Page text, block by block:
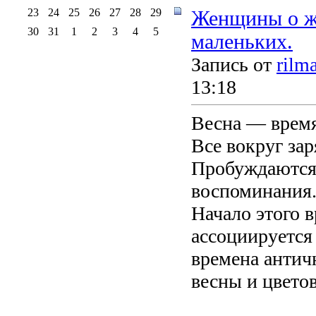
Женщины о
маленьких.
Запись от
13:18
Весна —
Все вокруг
воспоминания.
Начало этого
времена
весны и
23
24 25 26 27 28
29
30
31 1 2 3 4 5